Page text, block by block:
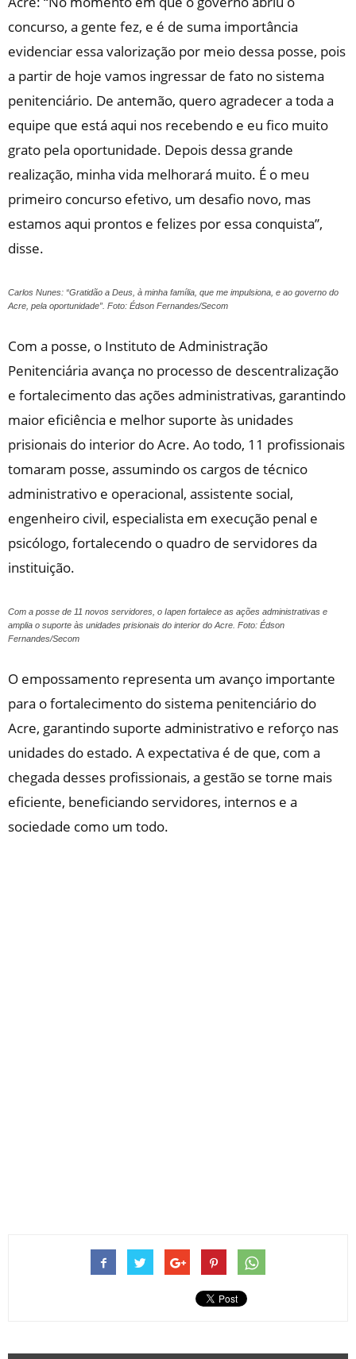
concurso, a gente fez, e é de suma importância
evidenciar essa valorização por meio dessa posse, pois
a partir de hoje vamos ingressar de fato no sistema
penitenciário. De antemão, quero agradecer a toda a
equipe que está aqui nos recebendo e eu fico muito
grato pela oportunidade. Depois dessa grande
realização, minha vida melhorará muito. É o meu
primeiro concurso efetivo, um desafio novo, mas
estamos aqui prontos e felizes por essa conquista”,
disse.
Carlos Nunes: “Gratidão a Deus, à minha família, que me impulsiona, e ao governo do
Acre, pela oportunidade”. Foto: Édson Fernandes/Secom
Com a posse, o Instituto de Administração
Penitenciária avança no processo de descentralização
e fortalecimento das ações administrativas, garantindo
maior eficiência e melhor suporte às unidades
prisionais do interior do Acre. Ao todo, 11 profissionais
tomaram posse, assumindo os cargos de técnico
administrativo e operacional, assistente social,
engenheiro civil, especialista em execução penal e
psicólogo, fortalecendo o quadro de servidores da
instituição.
Com a posse de 11 novos servidores, o Iapen fortalece as ações administrativas e
amplia o suporte às unidades prisionais do interior do Acre. Foto: Édson
Fernandes/Secom
O empossamento representa um avanço importante
para o fortalecimento do sistema penitenciário do
Acre, garantindo suporte administrativo e reforço nas
unidades do estado. A expectativa é de que, com a
chegada desses profissionais, a gestão se torne mais
eficiente, beneficiando servidores, internos e a
sociedade como um todo.